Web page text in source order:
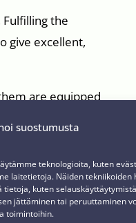
suostumusta
teknologioita, kuten
laitetietoja. Näiden tekniikoiden
kuten
jättäminen tai peruuttaminen
toimintoihin.
the
give excellent,
are equipped